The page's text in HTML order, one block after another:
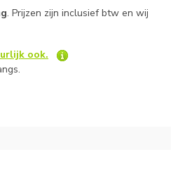
. Prijzen zijn inclusief btw en wij
ook.